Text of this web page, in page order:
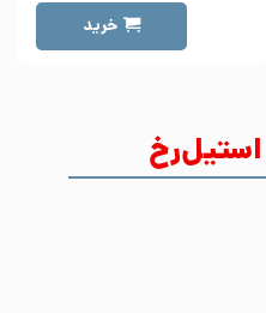
خرید
استیل‌رخ